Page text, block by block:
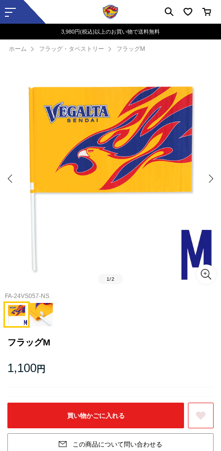
3,980円(税込)以上のお買い物で送料無料
ホーム フラッグ・タペストリー フラッグM
1/2
FA-24VS057-NS
フラッグM
1,100 円
お気に入りに登
この商品について問い合わせる